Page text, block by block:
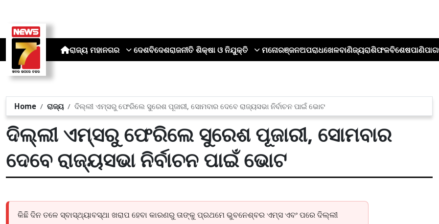
ରାଜ୍ୟ ମହାନଗର ଦେଶବିଦେଶରାଜନୀତି ଶିକ୍ଷା ଓ ନିଯୁକ୍ତି ମନୋରଞ୍ଜନଅପରାଧଖେଳବାଣିଜ୍ୟରାଶିଫଳବିଶେଷପାଣିପାଗ
Home ରାଜ୍ୟ ଦିଲ୍ଲୀ ଏମ୍ସରୁ ଫେରିଲେ ସୁରେଶ ପୂଜାରୀ, ସୋମବାର ଦେବେ ରାଜ୍ୟସଭା ନିର୍ବାଚନ ପାଇଁ ଭୋଟ
ଦିଲ୍ଲୀ ଏମ୍ସରୁ ଫେରିଲେ ସୁରେଶ ପୂଜାରୀ, ସୋମବାର
ଦେବେ ରାଜ୍ୟସଭା ନିର୍ବାଚନ ପାଇଁ ଭୋଟ
କିଛି ଦିନ ତଳେ ସ୍ବାସ୍ଥ୍ୟାବସ୍ଥା ଖରାପ ହେବା କାରଣରୁ ତାଙ୍କୁ ପ୍ରଥମେ ଭୁବନେଶ୍ବର ଏମ୍ସ ଏବଂ ପରେ ଦିଲ୍ଲୀ